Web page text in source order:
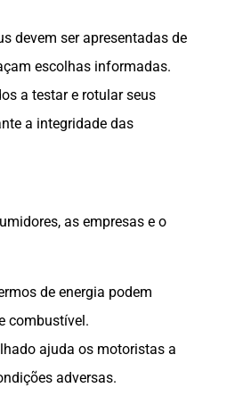
devem ser apresentadas de
escolhas informadas.
a testar e rotular seus
a integridade das
as empresas e o
de energia podem
combustível.
ajuda os motoristas a
adversas.